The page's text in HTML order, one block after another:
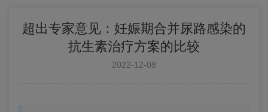
超出专家意见：妊娠期合并尿路感染的
抗生素治疗方案的比较
2022-12-08